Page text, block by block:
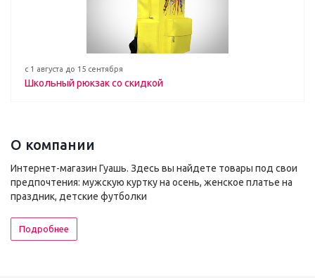
с 1 августа до 15 сентября
Школьный рюкзак со скидкой
О компании
Интернет-магазин Гуашь. Здесь вы найдете товары под свои
предпочтения: мужскую куртку на осень, женское платье на
праздник, детские футболки
Подробнее